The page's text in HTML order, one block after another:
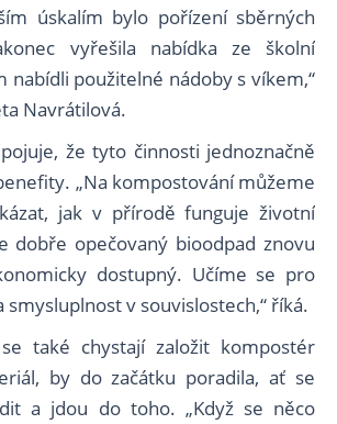
úskalím bylo pořízení sběrných
vyřešila nabídka ze školní
nabídli použitelné nádoby s víkem,“
Navrátilová.
že tyto činnosti jednoznačně
„Na kompostování můžeme
jak v přírodě funguje životní
dobře opečovaný bioodpad znovu
dostupný. Učíme se pro
smysluplnost v souvislostech,“ říká.
také chystají založit kompostér
by do začátku poradila, ať se
a jdou do toho. „Když se něco